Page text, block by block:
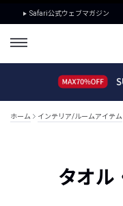
Safari公式ウェブマガジン
ホーム インテリア/ルームアイテム
タオル